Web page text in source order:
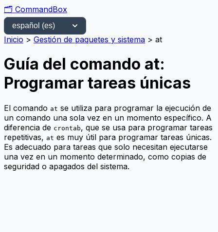
🗂️ CommandBox
Inicio > Gestión de paquetes y sistema > at
Guía del comando at:
Programar tareas únicas
El comando at se utiliza para programar la ejecución de
un comando una sola vez en un momento específico. A
diferencia de crontab, que se usa para programar tareas
repetitivas, at es muy útil para programar tareas únicas.
Es adecuado para tareas que solo necesitan ejecutarse
una vez en un momento determinado, como copias de
seguridad o apagados del sistema.